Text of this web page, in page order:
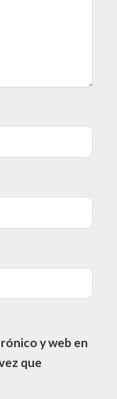
y web en
que